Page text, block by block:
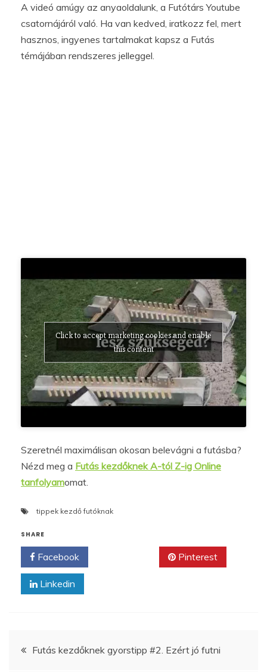
A videó amúgy az anyaoldalunk, a Futótárs Youtube
csatornájáról való. Ha van kedved, iratkozz fel, mert
hasznos, ingyenes tartalmakat kapsz a Futás
témájában rendszeres jelleggel.
Click to accept marketing cookies and enable
this content
Szeretnél maximálisan okosan belevágni a futásba?
Nézd meg a Futás kezdőknek A-tól Z-ig Online
tanfolyamomat.
tippek kezdő futóknak
SHARE
Facebook Pinterest
Linkedin
Bejegyzés
Futás kezdőknek gyorstipp #2. Ezért jó futni